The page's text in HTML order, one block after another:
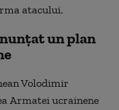
atacului.
un plan
Volodimir
Armatei ucrainene